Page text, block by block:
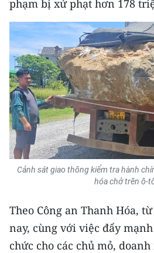
Media Môi trường
Ảnh
Infographic
TIN MỚI
TIN ĐỊA PHƯƠNG
Trung du và miền núi phía
Đồng bằng sông Hồng
Duyên hải Nam Trung Bộ và
Nguyên
phạm bị xử phạt hơn 178
Cảnh sát giao thông kiểm tra hành
hóa chở trên ô-
Theo Công an Thanh Hóa,
nay, cùng với việc đẩy
chức cho các chủ mỏ,